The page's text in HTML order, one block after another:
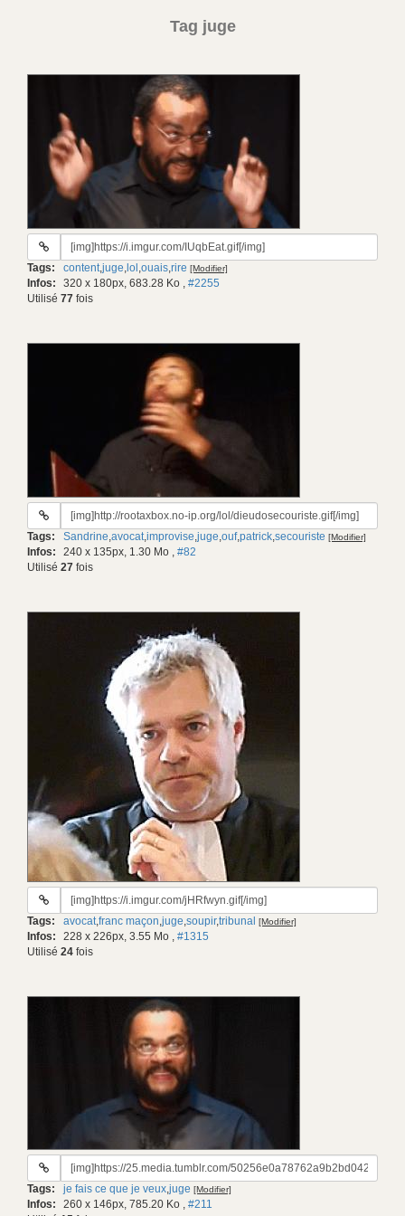
Tag juge
URL
gif:
Tags: content,juge, lol ,ouais,rire [Modifier]
Infos: 320 x 180px, 683.28 Ko , #2255
Utilisé 77 fois
URL
gif:
Tags: Sandrine,avocat,improvise,juge,ouf,patrick,secouriste [Modifier]
Infos: 240 x 135px, 1.30 Mo , #82
Utilisé 27 fois
URL
gif:
Tags: avocat,franc maçon,juge,soupir,tribunal [Modifier]
Infos: 228 x 226px, 3.55 Mo , #1315
Utilisé 24 fois
URL
gif:
Tags: je fais ce que je veux,juge [Modifier]
Infos: 260 x 146px, 785.20 Ko , #211